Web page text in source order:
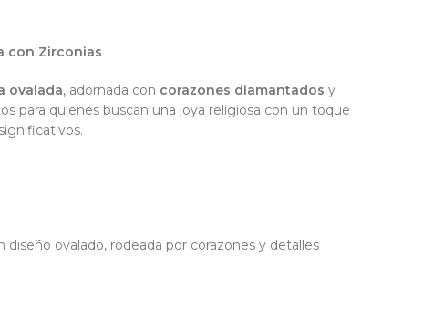
con Zirconias
ovalada, adornada con corazones diamantados y
para quienes buscan una joya religiosa con un toque
ovalado, rodeada por corazones y detalles